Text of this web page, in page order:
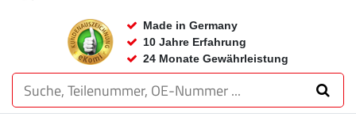
Made in Germany
10 Jahre Erfahrung
24 Monate Gewährleistung